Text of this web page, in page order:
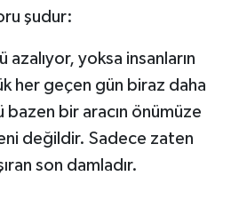
şudur:
yoksa insanların
her geçen gün biraz daha
bazen bir aracın önümüze
değildir. Sadece zaten
son damladır.